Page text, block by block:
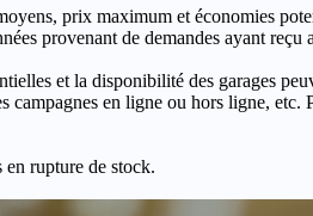
prix maximum et économies
provenant de demandes ayant reçu
et la disponibilité des garages
en ligne ou hors ligne, etc.
en rupture de stock.